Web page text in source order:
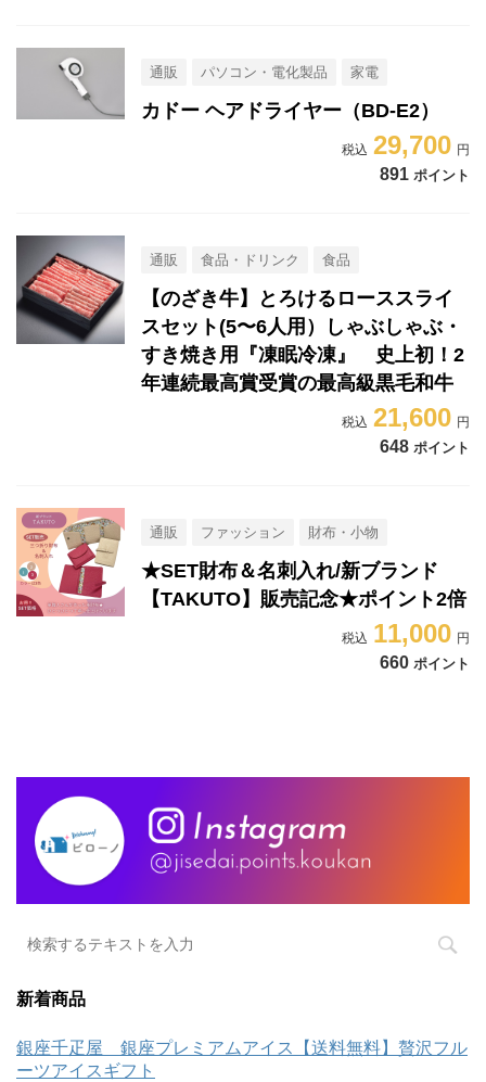
通販 パソコン・電化製品 家電
カドー ヘアドライヤー（BD-E2）
29,700
891 ポイント
通販 食品・ドリンク 食品
【のざき牛】とろけるローススライ
スセット(5〜6人用）しゃぶしゃぶ・
すき焼き用『凍眠冷凍』 史上初！2
年連続最高賞受賞の最高級黒毛和牛
21,600
648 ポイント
通販 ファッション 財布・小物
★SET財布＆名刺入れ/新ブランド
【TAKUTO】販売記念★ポイント2倍
11,000
660 ポイント
新着商品
銀座千疋屋 銀座プレミアムアイス【送料無料】贅沢フル
ーツアイスギフト